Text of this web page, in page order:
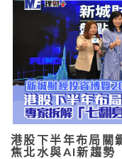
港股下半年布局關
焦北水與AI新趨勢